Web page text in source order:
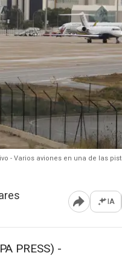
- Varios aviones en una de las
Abrir IA
PRESS) -